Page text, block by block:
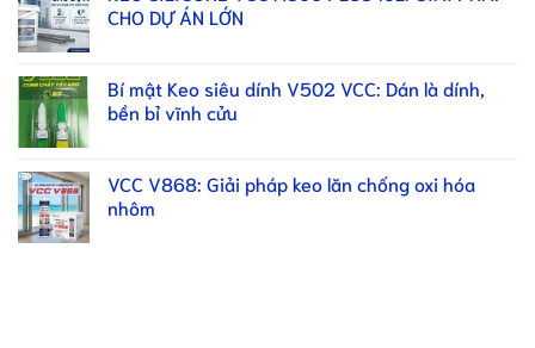
CHO DỰ ÁN LỚN
Bí mật Keo siêu dính V502 VCC: Dán là dính,
bền bỉ vĩnh cửu
VCC V868: Giải pháp keo lăn chống oxi hóa
nhôm